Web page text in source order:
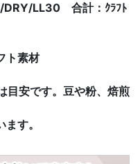
DRY/LL30 合計：ｸﾗﾌﾄ
ト素材
目安です。豆や粉、焙煎
す。